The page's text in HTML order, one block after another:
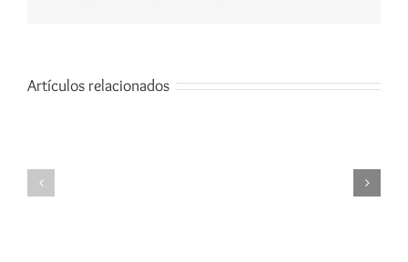
Artículos relacionados